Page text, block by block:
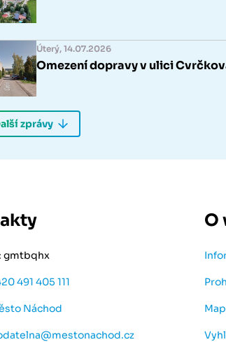
Úterý, 14.07.2026
Omezení dopravy v ulici
gmtbqhx
491 405 111
Náchod
O